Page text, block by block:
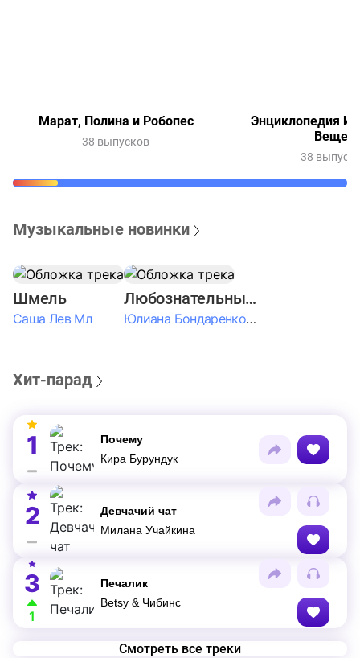
Марат, Полина и Робопес
38 выпусков
Энциклопедия
Вещей
38
Музыкальные новинки
Шмель
Саша Лев Мл
Любознательные Дети
Юлиана Бондаренко & Амелия Колпакова & Егор Егоров & Валерия Шевченко & Ксюша Косичкина
Хит-парад
1
Почему
Кира Бурундук
2
Девчачий чат
Милана Учайкина
3
1
Печалик
Betsy & Чибинс
Смотреть все треки